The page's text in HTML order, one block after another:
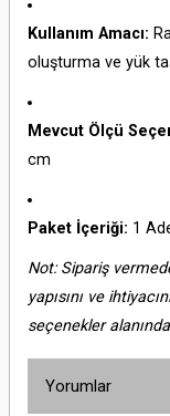
Kullanım Amacı:
oluşturma ve yük
Mevcut Ölçü
cm
Paket İçeriği: 1
Not: Sipariş
yapısını ve
seçenekler
Yorumlar